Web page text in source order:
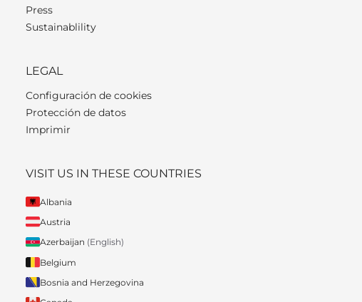
Press
Sustainablility
LEGAL
Configuración de cookies
Protección de datos
Imprimir
VISIT US IN THESE COUNTRIES
Albania
Austria
Azerbaijan (English)
Belgium
Bosnia and Herzegovina